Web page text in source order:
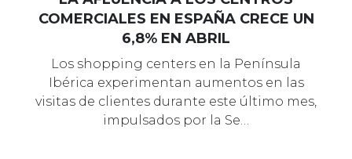
COMERCIALES EN ESPAÑA CRECE UN
6,8% EN ABRIL
Los shopping centers en la Península
Ibérica experimentan aumentos en las
visitas de clientes durante este último mes,
impulsados por la Se…